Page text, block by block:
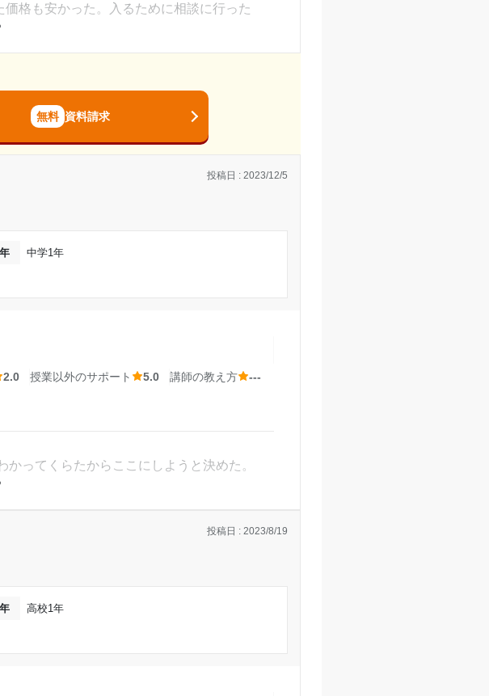
の大学には合格できた。
で、詳しくは塾にお問い合わせください。
指導塾スタンダード 直方教室の口コミをもっと見る
回送り迎えをしてもらう必要がありまし
のサポートを知らなかったため当時は気に
月)
導塾スタンダード 鯖江駅前教室の口コミをもっと見る
格も安かった。入るために相談に行った
とは思わなかった。1ヶ月ほどで辞めたが、
ただきたい。教材等の連絡もなく、どうす
ッピングモールの前ということもあり、車
おらず、毎回バイトしかいなかった。
無料 資料請求
投稿日 : 2023/12/5
中学1年
2.0 授業以外のサポート 5.0 講師の教え方 ---
ってくらたからここにしようと決めた。
くていいとおもう。
投稿日 : 2023/8/19
高校1年